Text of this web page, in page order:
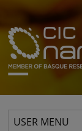
USER MENU